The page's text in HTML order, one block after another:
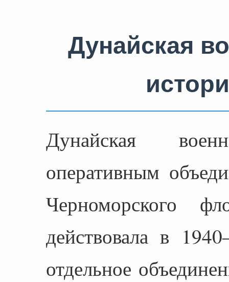
Дунайская
Дунайская
оперативным
действовала в
отдельное